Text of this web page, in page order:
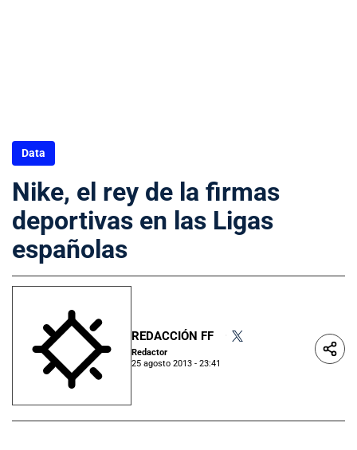
Data
Nike, el rey de la firmas
deportivas en las Ligas
españolas
REDACCIÓN FF
Redactor
25 agosto 2013 - 23:41